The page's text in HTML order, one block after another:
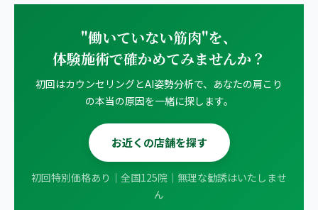
"働いていない筋肉"を、
体験施術で確かめてみませんか？
初回はカウンセリングとAI姿勢分析で、あなたの肩こり
の本当の原因を一緒に探します。
お近くの店舗を探す
初回特別価格あり｜全国125院｜無理な勧誘はいたしませ
ん